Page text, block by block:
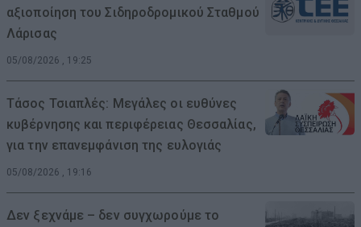
αξιοποίηση του Σιδηροδρομικού Σταθμού
Λάρισας
05/08/2026 , 19:25
Τάσος Τσιαπλές: Μεγάλες οι ευθύνες
κυβέρνησης και περιφέρειας Θεσσαλίας,
για την επανεμφάνιση της ευλογιάς
05/08/2026 , 19:16
Δεν ξεχνάμε – δεν συγχωρούμε το